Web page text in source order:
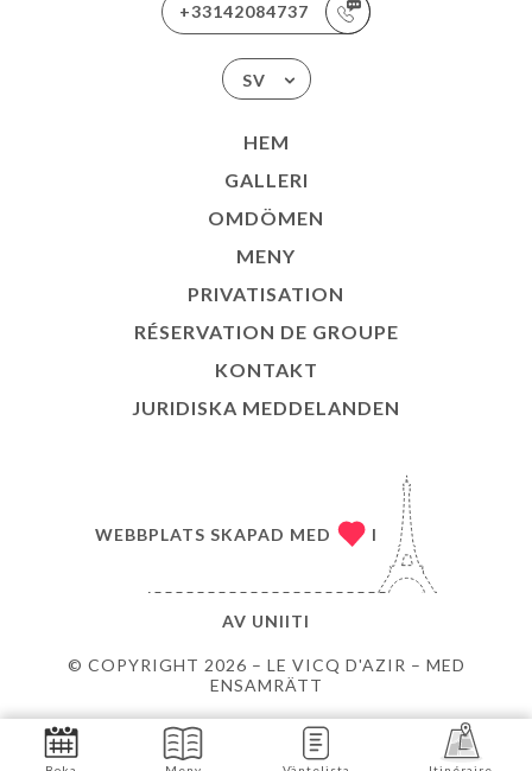
+33142084737
SV
HEM
GALLERI
OMDÖMEN
MENY
PRIVATISATION
RÉSERVATION DE GROUPE
KONTAKT
JURIDISKA MEDDELANDEN
© COPYRIGHT 2026 – LE VICQ D'AZIR – MED
ENSAMRÄTT
WEBBPLATS SKAPAD MED I
AV UNIITI